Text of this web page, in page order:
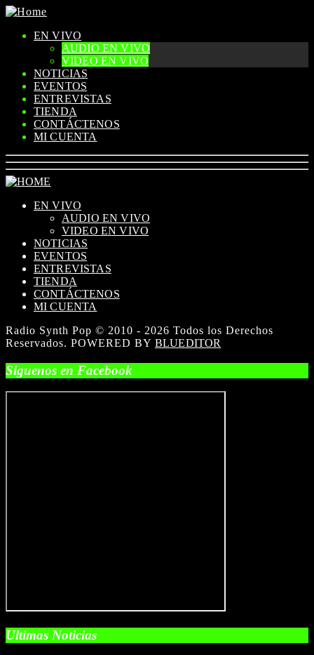
EN VIVO
AUDIO EN VIVO
VIDEO EN VIVO
NOTICIAS
EVENTOS
ENTREVISTAS
TIENDA
CONTÁCTENOS
MI CUENTA
EN VIVO
AUDIO EN VIVO
VIDEO EN VIVO
NOTICIAS
EVENTOS
ENTREVISTAS
TIENDA
CONTÁCTENOS
MI CUENTA
Radio Synth Pop © 2010 - 2026 Todos los Derechos
Reservados. POWERED BY BLUEDITOR
Siguenos en Facebook
Ultimas Noticias